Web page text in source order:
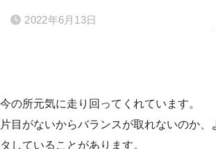
2022年6月13日
今の所元気に走り回ってくれています。
片目がないからバランスが取れないのか、
タしていることがあります。